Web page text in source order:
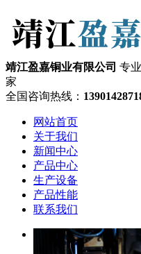
靖江盈嘉铜业有限公司 专
家
全国咨询热线：
网站首页
关于我们
新闻中心
产品中心
生产设备
产品性能
联系我们